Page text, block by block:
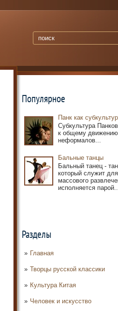
Популярное
Панк как
Субкультура
к общему движению
неформалов...
Бальные танцы
Бальный танец -
который служит для
массового
исполняется
Разделы
Главная
Творцы русской классики
Культура Китая
Человек и искусство